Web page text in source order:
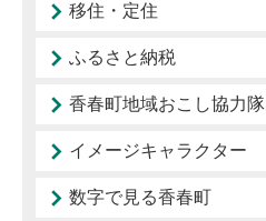
移住・定住
ふるさと納税
香春町地域おこし協力隊
イメージキャラクター
数字で見る香春町